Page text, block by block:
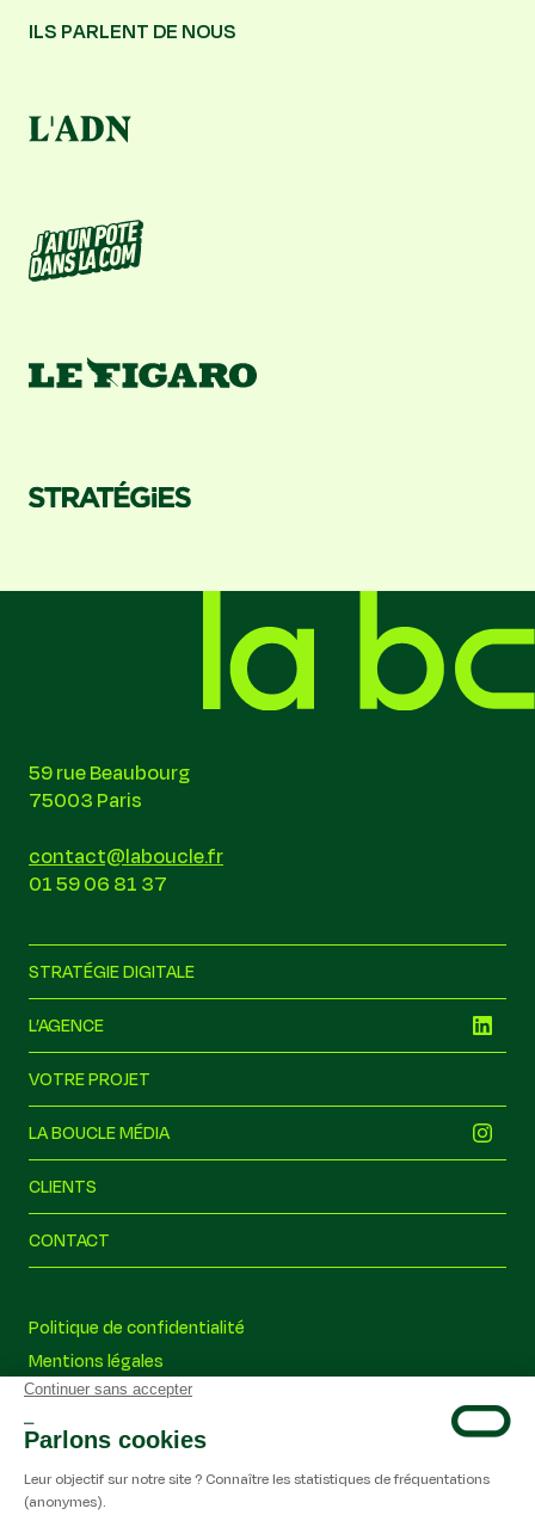
Hors ligne
On est hors ligne pour le moment
Écrivez-nous quand même et nous vous répondrons à notre
Disponible du lundi au vendredi : 9h–19h
ILS PARLENT DE NOUS
59 rue Beaubourg
75003 Paris
contact@laboucle.fr
01 59 06 81 37
STRATÉGIE DIGITALE
L’AGENCE
VOTRE PROJET
LA BOUCLE MÉDIA
CLIENTS
CONTACT
Politique de confidentialité
Mentions légales
Nos conseils
Le réseau